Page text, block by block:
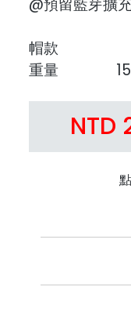
@預留藍芽擴
帽款
重量
NTD